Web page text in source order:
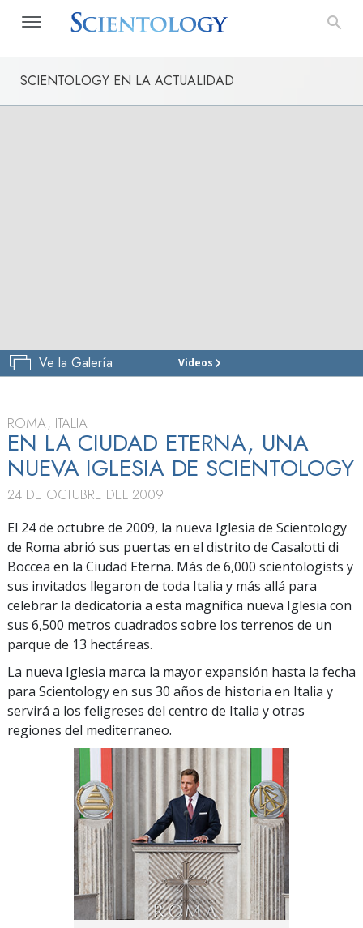
SCIENTOLOGY EN LA ACTUALIDAD
Ve la Galería Videos
IGLESIA
VISITAR
ROMA, ITALIA
EN LA CIUDAD ETERNA, UNA
NUEVA IGLESIA DE SCIENTOLOGY
24 DE OCTUBRE DEL 2009
El 24 de octubre de 2009, la nueva Iglesia de Scientology
de Roma abrió sus puertas en el distrito de Casalotti di
Boccea en la Ciudad Eterna. Más de 6,000 scientologists y
sus invitados llegaron de toda Italia y más allá para
celebrar la dedicatoria a esta magnífica nueva Iglesia con
sus 6,500 metros cuadrados sobre los terrenos de un
parque de 13 hectáreas.
La nueva Iglesia marca la mayor expansión hasta la fecha
para Scientology en sus 30 años de historia en Italia y
servirá a los feligreses del centro de Italia y otras
regiones del mediterraneo.